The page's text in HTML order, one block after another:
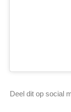
Deel dit op social